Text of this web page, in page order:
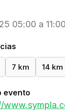
05:00 a 11:00
7 km 14 km
evento